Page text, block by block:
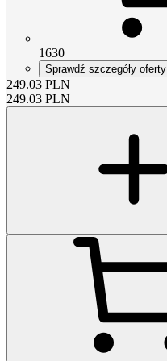
1630
Sprawdź szczegóły oferty
249.03 PLN
249.03 PLN